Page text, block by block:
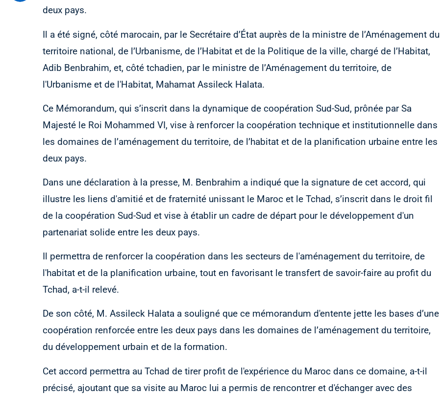
deux pays.
Il a été signé, côté marocain, par le Secrétaire d’État auprès de la ministre de l’Aménagement du
territoire national, de l’Urbanisme, de l’Habitat et de la Politique de la ville, chargé de l’Habitat,
Adib Benbrahim, et, côté tchadien, par le ministre de l’Aménagement du territoire, de
l'Urbanisme et de l'Habitat, Mahamat Assileck Halata.
Ce Mémorandum, qui s’inscrit dans la dynamique de coopération Sud-Sud, prônée par Sa
Majesté le Roi Mohammed VI, vise à renforcer la coopération technique et institutionnelle dans
les domaines de l’aménagement du territoire, de l’habitat et de la planification urbaine entre les
deux pays.
Dans une déclaration à la presse, M. Benbrahim a indiqué que la signature de cet accord, qui
illustre les liens d'amitié et de fraternité unissant le Maroc et le Tchad, s’inscrit dans le droit fil
de la coopération Sud-Sud et vise à établir un cadre de départ pour le développement d'un
partenariat solide entre les deux pays.
Il permettra de renforcer la coopération dans les secteurs de l'aménagement du territoire, de
l'habitat et de la planification urbaine, tout en favorisant le transfert de savoir-faire au profit du
Tchad, a-t-il relevé.
De son côté, M. Assileck Halata a souligné que ce mémorandum d'entente jette les bases d’une
coopération renforcée entre les deux pays dans les domaines de l’aménagement du territoire,
du développement urbain et de la formation.
Cet accord permettra au Tchad de tirer profit de l'expérience du Maroc dans ce domaine, a-t-il
précisé, ajoutant que sa visite au Maroc lui a permis de rencontrer et d'échanger avec des